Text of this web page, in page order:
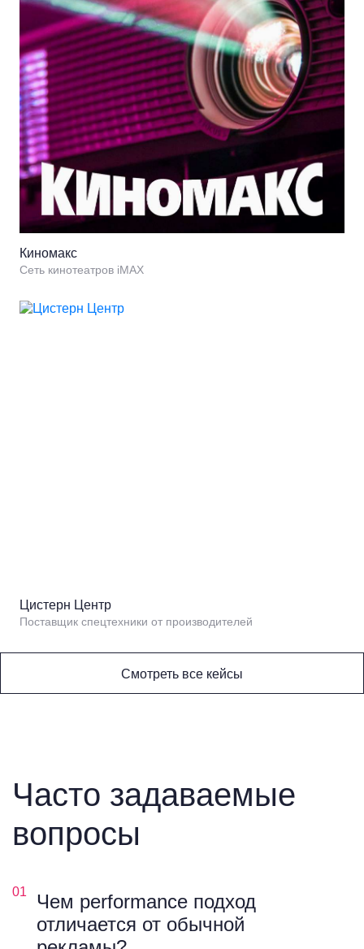
Киномакс
Сеть кинотеатров iMAX
Цистерн Центр
Поставщик спецтехники от производителей
Смотреть все кейсы
Часто задаваемые
вопросы
01
Чем performance подход
отличается от обычной